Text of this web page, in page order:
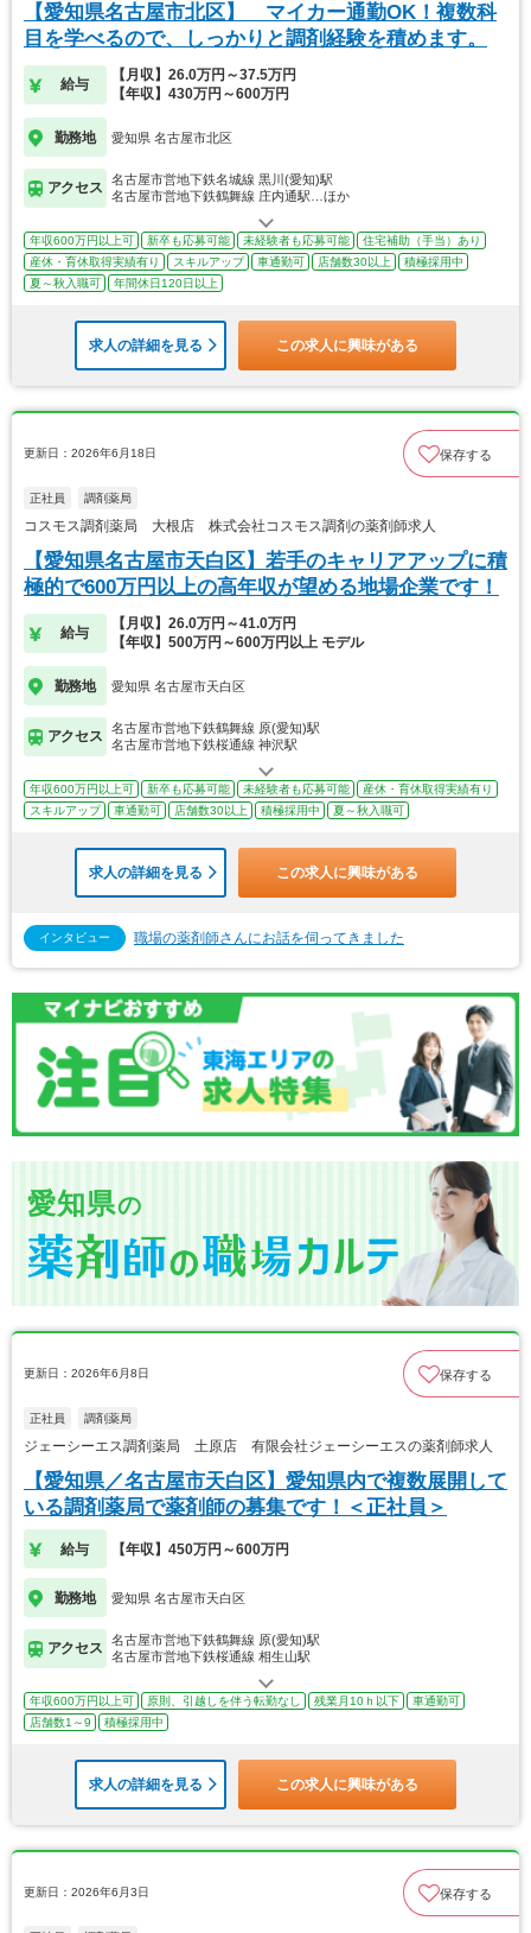
【愛知県名古屋市北区】 マイカー通勤OK！複数科
目を学べるので、しっかりと調剤経験を積めます。
給与
【月収】26.0万円～37.5万円
【年収】430万円～600万円
勤務地 愛知県 名古屋市北区
アクセス
名古屋市営地下鉄名城線 黒川(愛知)駅
名古屋市営地下鉄鶴舞線 庄内通駅…ほか
年収600万円以上可 新卒も応募可能 未経験者も応募可能
住宅補助（手当）あり
産休・育休取得実績有り
スキルアップ 車通勤可 店舗数30以上
積極採用中
夏～秋入職可
年間休日120日以上
求人の詳細を見る この求人に興味がある
更新日：2026年6月18日 保存する
正社員 調剤薬局
コスモス調剤薬局 大根店 株式会社コスモス調剤の薬剤師求人
【愛知県名古屋市天白区】若手のキャリアアップに積
極的で600万円以上の高年収が望める地場企業です！
給与
【月収】26.0万円～41.0万円
【年収】500万円～600万円以上 モデル
勤務地 愛知県 名古屋市天白区
アクセス
名古屋市営地下鉄鶴舞線 原(愛知)駅
名古屋市営地下鉄桜通線 神沢駅
年収600万円以上可 新卒も応募可能 未経験者も応募可能
産休・育休取得実績有り
スキルアップ
車通勤可 店舗数30以上 積極採用中 夏～秋入職可
求人の詳細を見る この求人に興味がある
インタビュー 職場の薬剤師さんにお話を伺ってきました
愛知県の
更新日：2026年6月8日 保存する
正社員 調剤薬局
ジェーシーエス調剤薬局 土原店 有限会社ジェーシーエスの薬剤師求人
【愛知県／名古屋市天白区】愛知県内で複数展開して
いる調剤薬局で薬剤師の募集です！＜正社員＞
給与 【年収】450万円～600万円
勤務地 愛知県 名古屋市天白区
アクセス
名古屋市営地下鉄鶴舞線 原(愛知)駅
名古屋市営地下鉄桜通線 相生山駅
年収600万円以上可 原則、引越しを伴う転勤なし 残業月10ｈ以下
車通勤可
店舗数1～9
積極採用中
求人の詳細を見る この求人に興味がある
更新日：2026年6月3日 保存する